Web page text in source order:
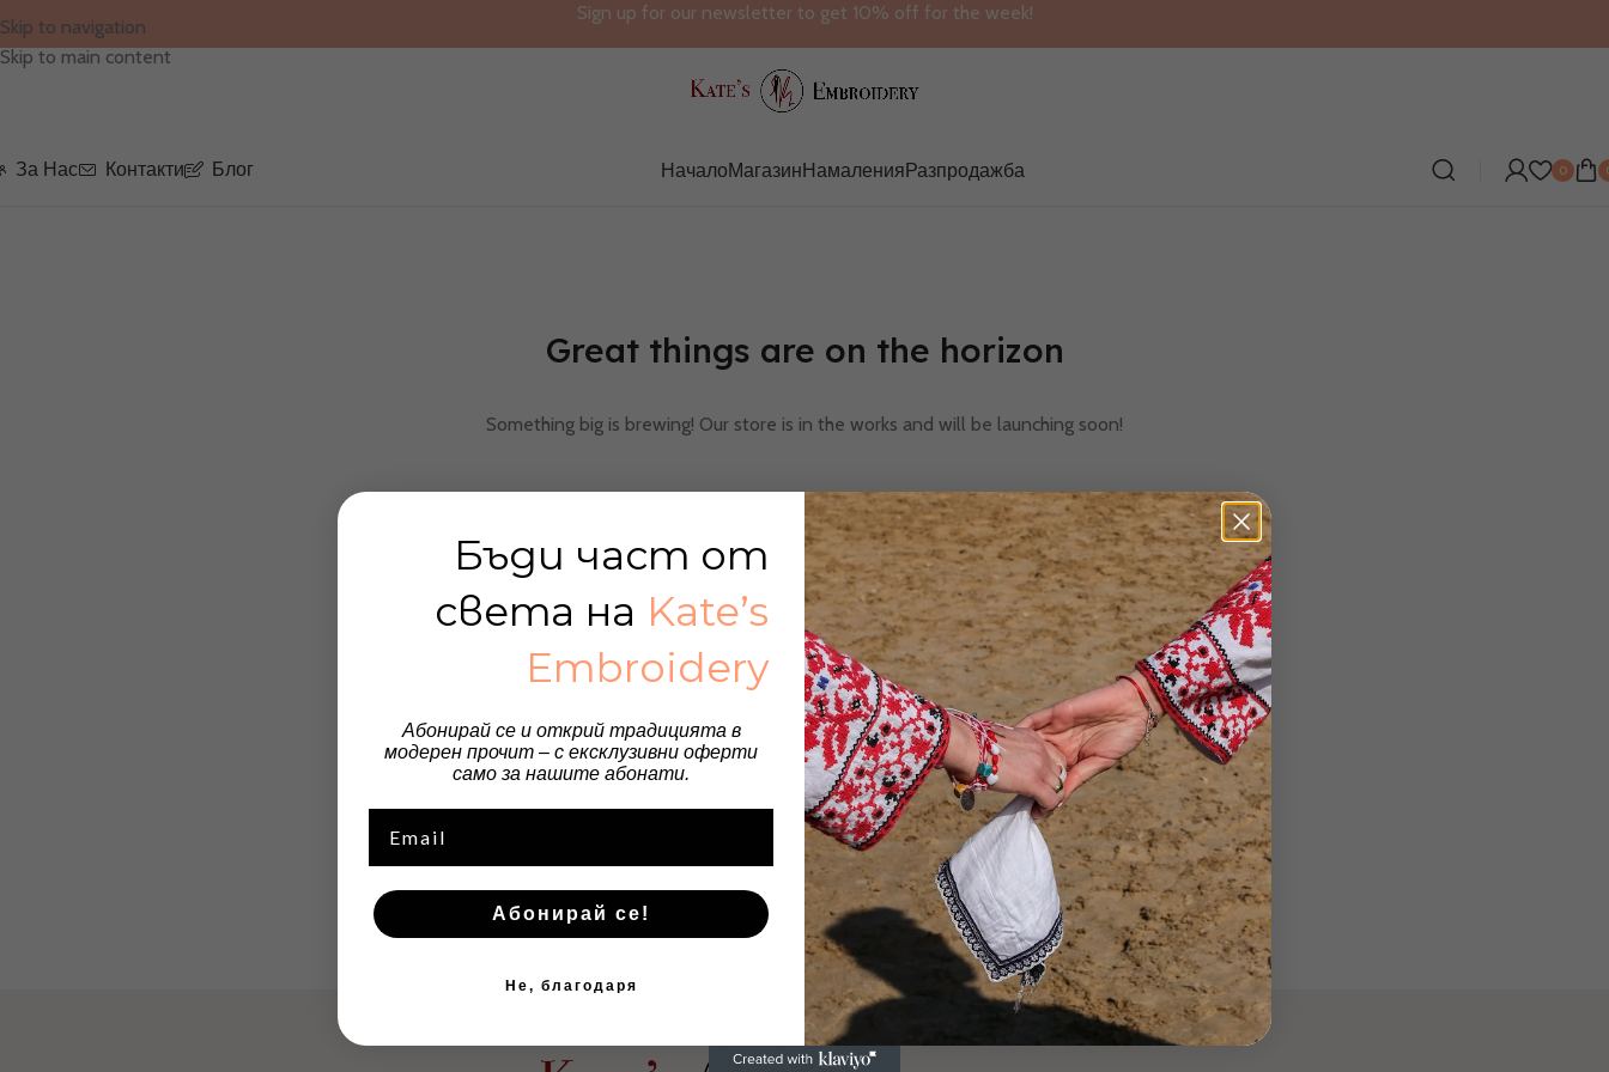
Skip to navigation
Skip to main content
Sign up for our newsletter to get 10% off for the week!
За Нас Контакти Блог НачалоМагазинНамаленияРазпродажба 0
Great things are on the horizon
Something big is brewing! Our store is in the works and will be launching soon!
Бъди част от
света на Kate’s
Embroidery
Абонирай се и открий традицията в
модерен прочит – с ексклузивни оферти
само за нашите абонати.
Абонирай се!
Не, благодаря